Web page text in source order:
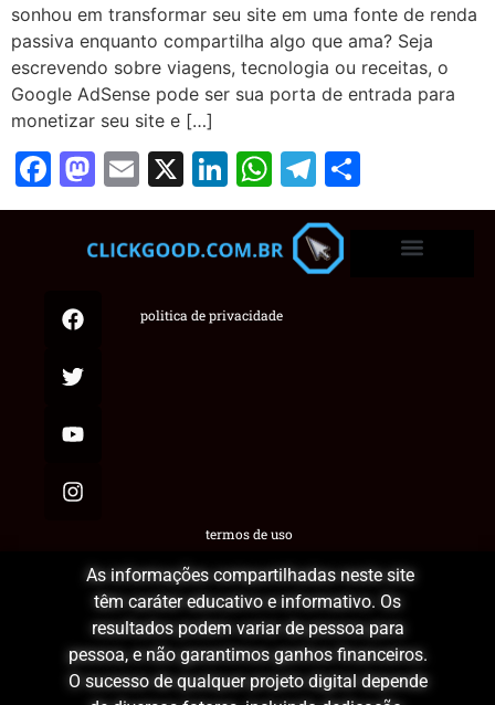
sonhou em transformar seu site em uma fonte de renda
passiva enquanto compartilha algo que ama? Seja
escrevendo sobre viagens, tecnologia ou receitas, o
Google AdSense pode ser sua porta de entrada para
monetizar seu site e […]
Facebook
Mastodon
Email
X LinkedIn
WhatsApp
Telegram
termos de uso
politica de privacidade
As informações compartilhadas neste site
têm caráter educativo e informativo. Os
resultados podem variar de pessoa para
pessoa, e não garantimos ganhos financeiros.
O sucesso de qualquer projeto digital depende